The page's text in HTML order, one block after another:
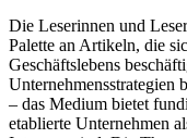
Die Leserinnen und
Palette an Artikeln, die
Geschäftslebens
Unternehmensstrategien
– das Medium bietet
etablierte Unternehmen